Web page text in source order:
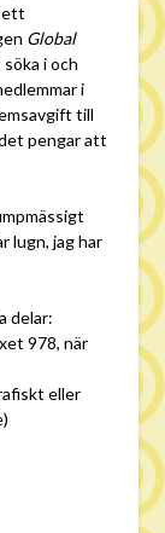
ett
Global
i och
i
till
pengar att
lugn, jag har
delar:
978, när
eller